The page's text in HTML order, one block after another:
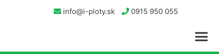
info@i-ploty.sk 0915 950 055